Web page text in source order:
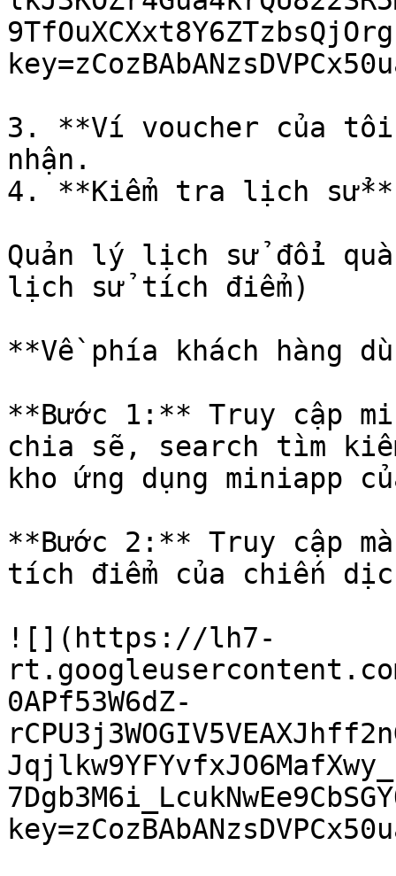
3. **Ví voucher của
nhận.
4. **Kiểm tra lịch sử**
Quản lý lịch sử đổi
lịch sử tích điểm)
**Về phía khách hàng
**Bước 1:** Truy cập
chia sẽ, search tìm
kho ứng dụng miniapp
**Bước 2:** Truy cập
tích điểm của chiến
![](https://lh7-
0APf53W6dZ-